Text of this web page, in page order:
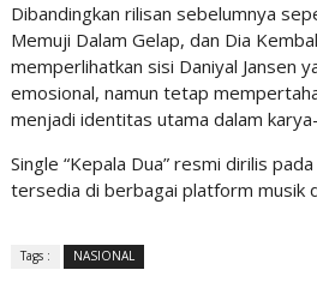
Dibandingkan rilisan sebelumnya
Memuji Dalam Gelap, dan Dia
memperlihatkan sisi Daniyal Jansen
emosional, namun tetap
menjadi identitas utama dalam
Single “Kepala Dua” resmi dirilis
tersedia di berbagai platform musik
Tags : NASIONAL